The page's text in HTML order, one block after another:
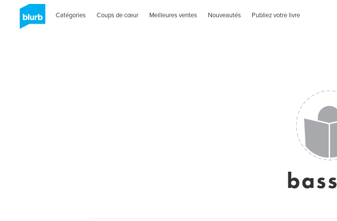
Catégories Coups de cœur Meilleures ventes Nouveautés Publiez votre livre